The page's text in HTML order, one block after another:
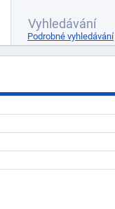
Podrobné vyhledávání